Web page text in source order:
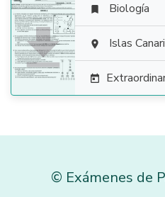

 Biología
 Islas

© Exámenes de